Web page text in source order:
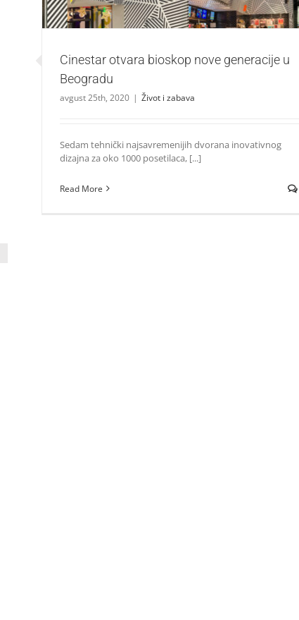
Cinestar otvara bioskop nove generacije u
Beogradu
avgust 25th, 2020 | Život i zabava
Sedam tehnički najsavremenijih dvorana inovativnog
dizajna za oko 1000 posetilaca, [...]
Read More